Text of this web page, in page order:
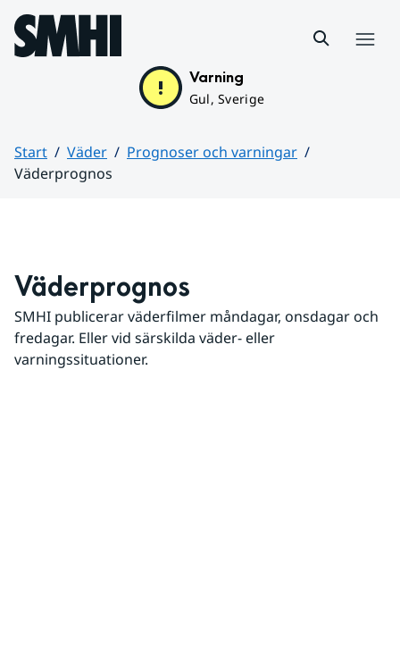
Hoppa till sidans innehåll
Varning
Gul, Sverige
Start Väder
Prognoser och varningar
Väderprognos
Väderprognos
SMHI publicerar väderfilmer måndagar, onsdagar och
fredagar. Eller vid särskilda väder- eller
varningssituationer.